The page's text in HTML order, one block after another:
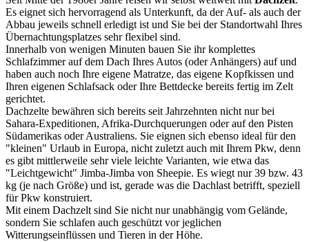
Es eignet sich hervorragend als Unterkunft, da der Auf- als auch der
Abbau jeweils schnell erledigt ist und Sie bei der Standortwahl Ihres
Übernachtungsplatzes sehr flexibel sind.
Innerhalb von wenigen Minuten bauen Sie ihr komplettes
Schlafzimmer auf dem Dach Ihres Autos (oder Anhängers) auf und
haben auch noch Ihre eigene Matratze, das eigene Kopfkissen und
Ihren eigenen Schlafsack oder Ihre Bettdecke bereits fertig im Zelt
gerichtet.
Dachzelte bewähren sich bereits seit Jahrzehnten nicht nur bei
Sahara-Expeditionen, Afrika-Durchquerungen oder auf den Pisten
Südamerikas oder Australiens. Sie eignen sich ebenso ideal für den
"kleinen" Urlaub in Europa, nicht zuletzt auch mit Ihrem Pkw, denn
es gibt mittlerweile sehr viele leichte Varianten, wie etwa das
"Leichtgewicht" Jimba-Jimba von Sheepie. Es wiegt nur 39 bzw. 43
kg (je nach Größe) und ist, gerade was die Dachlast betrifft, speziell
für Pkw konstruiert.
Mit einem Dachzelt sind Sie nicht nur unabhängig vom Gelände,
sondern Sie schlafen auch geschützt vor jeglichen
Witterungseinflüssen und Tieren in der Höhe.